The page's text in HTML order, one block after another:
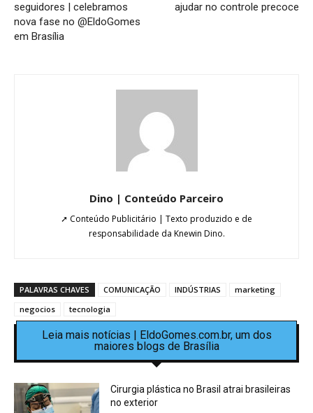
seguidores | celebramos
nova fase no @EldoGomes
em Brasília
ajudar no controle precoce
Dino | Conteúdo Parceiro
➚ Conteúdo Publicitário | Texto produzido e de
responsabilidade da Knewin Dino.
PALAVRAS CHAVES COMUNICAÇÃO INDÚSTRIAS
marketing
negocios
tecnologia
Leia mais notícias | EldoGomes.com.br, um dos
maiores blogs de Brasília
Cirurgia plástica no Brasil atrai brasileiras
no exterior